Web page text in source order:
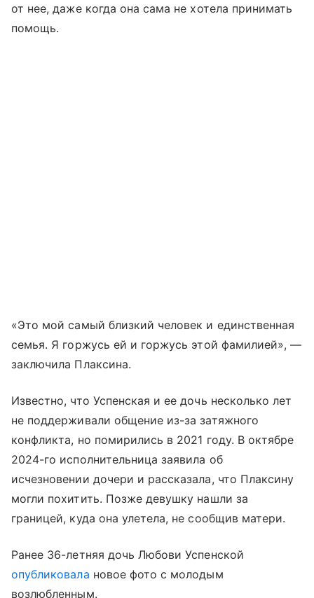
от нее, даже когда она сама не хотела принимать
помощь.
«Это мой самый близкий человек и единственная
семья. Я горжусь ей и горжусь этой фамилией», —
заключила Плаксина.
Известно, что Успенская и ее дочь несколько лет
не поддерживали общение из-за затяжного
конфликта, но помирились в 2021 году. В октябре
2024-го исполнительница заявила об
исчезновении дочери и рассказала, что Плаксину
могли похитить. Позже девушку нашли за
границей, куда она улетела, не сообщив матери.
Ранее 36-летняя дочь Любови Успенской
опубликовала новое фото с молодым
возлюбленным.